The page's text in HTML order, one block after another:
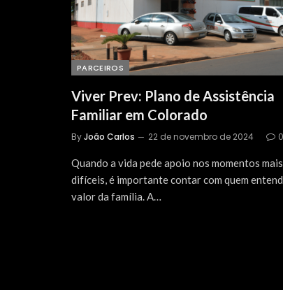
PARCEIROS
Viver Prev: Plano de Assistência
Familiar em Colorado
ByJoão Carlos 22 de novembro de 2024 0
Quando a vida pede apoio nos momentos mais
difíceis, é importante contar com quem
valor da família. A…